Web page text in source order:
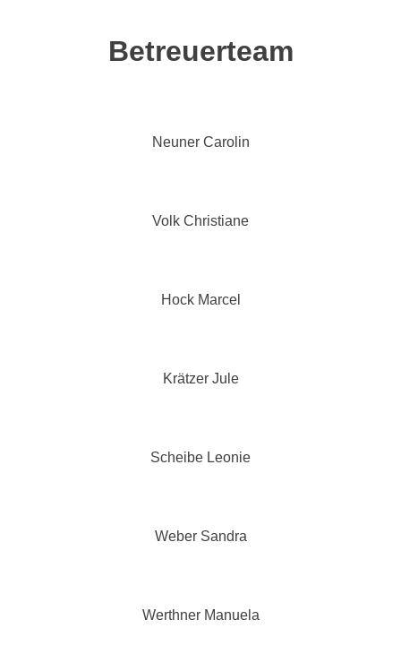
Betreuerteam
Neuner Carolin
Volk Christiane
Hock Marcel
Krätzer Jule
Scheibe Leonie
Weber Sandra
Werthner Manuela